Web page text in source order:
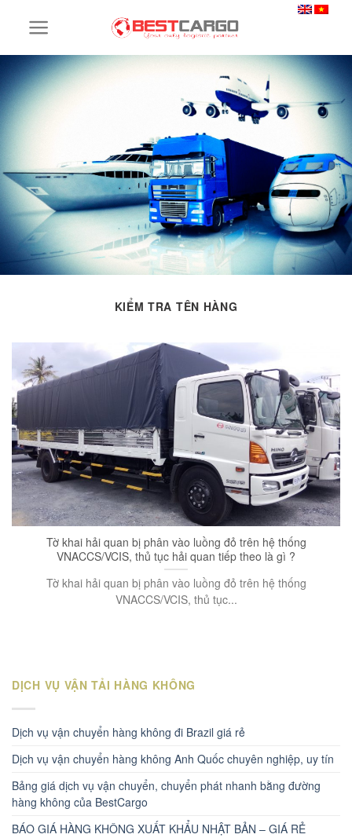
KIỂM TRA TÊN HÀNG
Tờ khai hải quan bị phân vào luồng đỏ trên hệ thống
VNACCS/VCIS, thủ tục hải quan tiếp theo là gì ?
Tờ khai hải quan bị phân vào luồng đỏ trên hệ thống
VNACCS/VCIS, thủ tục...
DỊCH VỤ VẬN TẢI HÀNG KHÔNG
Dịch vụ vận chuyển hàng không đi Brazil giá rẻ
Dịch vụ vận chuyển hàng không Anh Quốc chuyên nghiệp, uy tín
Bảng giá dịch vụ vận chuyển, chuyển phát nhanh bằng đường
hàng không của BestCargo
BÁO GIÁ HÀNG KHÔNG XUẤT KHẨU NHẬT BẢN – GIÁ RẺ